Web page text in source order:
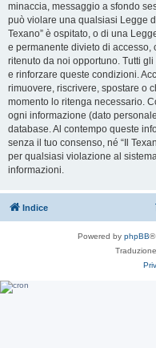
minaccia, messaggio a sfondo
può violare una qualsiasi Legge
Texano” è ospitato, o di una
e permanente divieto di accesso,
ritenuto da noi opportuno. Tutti
e rinforzare queste condizioni.
rimuovere, riscrivere, spostare o
momento lo ritenga necessario.
ogni informazione (dato
database. Al contempo queste
senza il tuo consenso, né “Il
per qualsiasi violazione al
informazioni.
Indice
Powered by phpBB®